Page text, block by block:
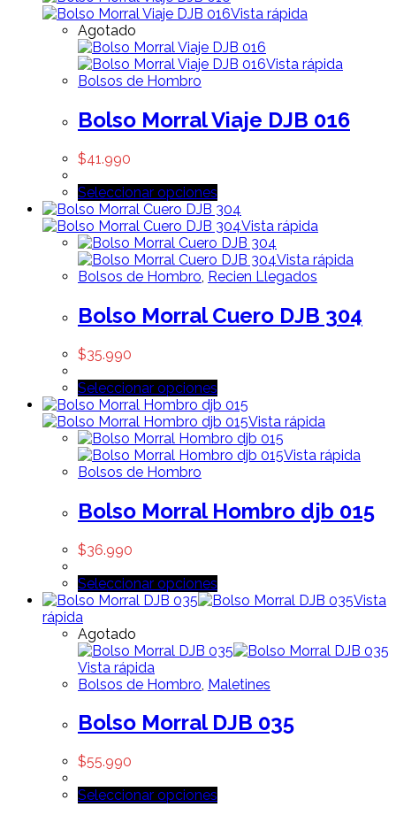
Vista rápida
Agotado
Vista rápida
Bolsos de Hombro
Bolso Morral Viaje DJB 016
$41.990
Seleccionar opciones
Vista rápida
Vista rápida
Bolsos de Hombro, Recien Llegados
Bolso Morral Cuero DJB 304
$35.990
Seleccionar opciones
Vista rápida
Vista rápida
Bolsos de Hombro
Bolso Morral Hombro djb 015
$36.990
Seleccionar opciones
Vista
rápida
Agotado
Vista rápida
Bolsos de Hombro Maletines
Bolso Morral DJB 035
$55.990
Seleccionar opciones